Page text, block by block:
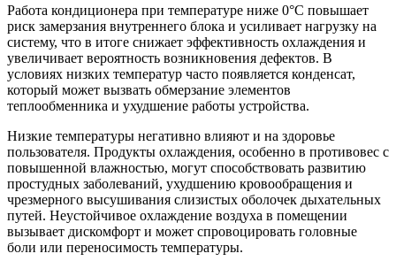
Работа кондиционера при температуре ниже 0°C повышает
риск замерзания внутреннего блока и усиливает нагрузку на
систему, что в итоге снижает эффективность охлаждения и
увеличивает вероятность возникновения дефектов. В
условиях низких температур часто появляется конденсат,
который может вызвать обмерзание элементов
теплообменника и ухудшение работы устройства.
Низкие температуры негативно влияют и на здоровье
пользователя. Продукты охлаждения, особенно в противовес с
повышенной влажностью, могут способствовать развитию
простудных заболеваний, ухудшению кровообращения и
чрезмерного высушивания слизистых оболочек дыхательных
путей. Неустойчивое охлаждение воздуха в помещении
вызывает дискомфорт и может спровоцировать головные
боли или переносимость температуры.